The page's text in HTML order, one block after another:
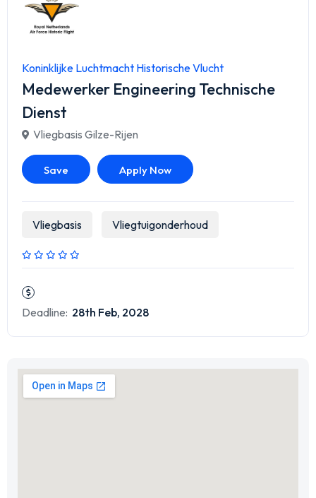
Koninklijke Luchtmacht Historische Vlucht
Medewerker Engineering Technische
Dienst
Vliegbasis Gilze-Rijen
Save Apply Now
Vliegbasis Vliegtuigonderhoud
Deadline: 28th Feb, 2028